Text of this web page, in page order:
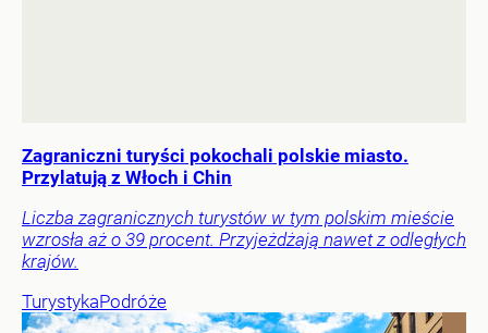
Zagraniczni turyści pokochali polskie miasto.
Przylatują z Włoch i Chin
Liczba zagranicznych turystów w tym polskim mieście
wzrosła aż o 39 procent. Przyjeżdżają nawet z odległych
krajów.
TurystykaPodróże